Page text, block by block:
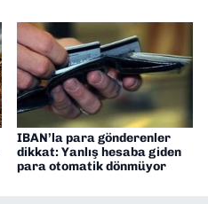
IBAN’la para gönderenler
dikkat: Yanlış hesaba giden
para otomatik dönmüyor